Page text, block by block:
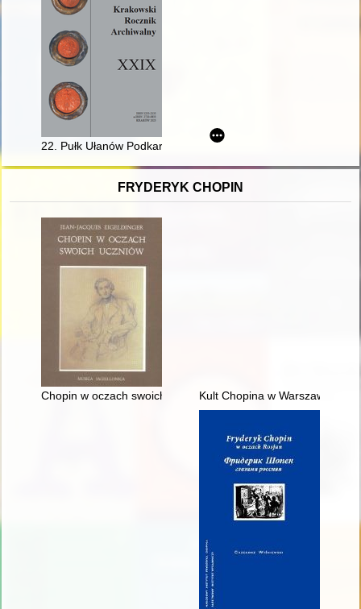
22. Pułk Ułanów Podkarpackich oczami ułana Józefa
FRYDERYK CHOPIN
Chopin w oczach swoich uczniówKult Chopina w Warszawie